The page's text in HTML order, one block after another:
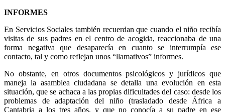
INFORMES
En Servicios Sociales también recuerdan que cuando el niño recibía
visitas de sus padres en el centro de acogida, reaccionaba de una
forma negativa que desaparecía en cuanto se interrumpía ese
contacto, tal y como reflejan unos “llamativos” informes.
No obstante, en otros documentos psicológicos y jurídicos que
maneja la asamblea ciudadana se detalla una evolución en esta
situación, que se achaca a las propias dificultades del caso: desde los
problemas de adaptación del niño (trasladado desde África a
Cantabria a los tres años, y que no conocía a su padre en ese